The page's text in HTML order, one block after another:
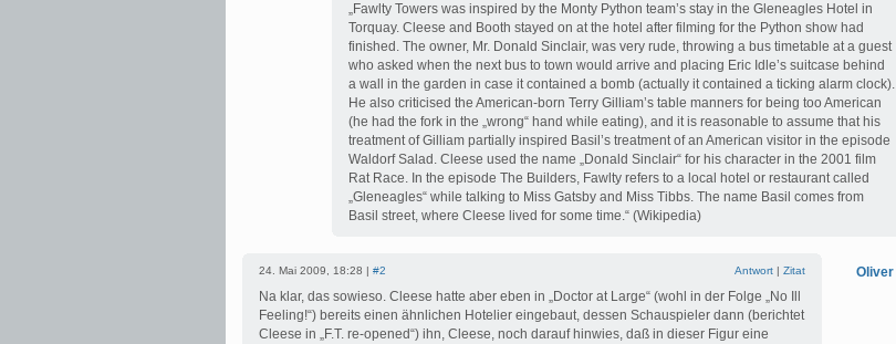
„Fawlty Towers was inspired by the Monty Python team’s stay in the Gleneagles Hotel in
Torquay. Cleese and Booth stayed on at the hotel after filming for the Python show had
finished. The owner, Mr. Donald Sinclair, was very rude, throwing a bus timetable at a guest
who asked when the next bus to town would arrive and placing Eric Idle’s suitcase behind
a wall in the garden in case it contained a bomb (actually it contained a ticking alarm clock).
He also criticised the American-born Terry Gilliam’s table manners for being too American
(he had the fork in the „wrong“ hand while eating), and it is reasonable to assume that his
treatment of Gilliam partially inspired Basil’s treatment of an American visitor in the episode
Waldorf Salad. Cleese used the name „Donald Sinclair“ for his character in the 2001 film
Rat Race. In the episode The Builders, Fawlty refers to a local hotel or restaurant called
„Gleneagles“ while talking to Miss Gatsby and Miss Tibbs. The name Basil comes from
Basil street, where Cleese lived for some time.“ (Wikipedia)
Oliver
24. Mai 2009, 18:28 | #2 Antwort | Zitat
Na klar, das sowieso. Cleese hatte aber eben in „Doctor at Large“ (wohl in der Folge „No Ill
Feeling!“) bereits einen ähnlichen Hotelier eingebaut, dessen Schauspieler dann (berichtet
Cleese in „F.T. re-opened“) ihn, Cleese, noch darauf hinwies, daß in dieser Figur eine